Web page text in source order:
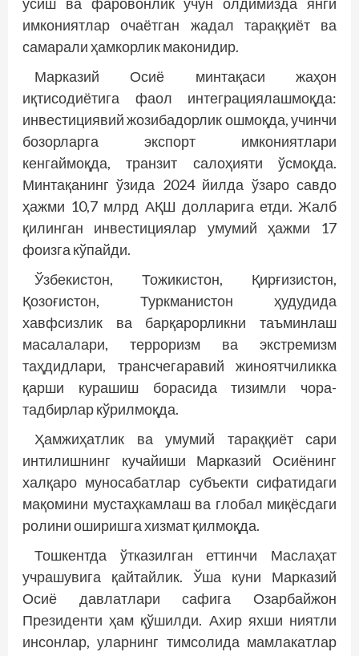
имкониятлар очаётган жадал тараққиёт ва
самарали ҳамкорлик маконидир.
Марказий Осиё минтақаси жаҳон
иқтисодиётига фаол интеграциялашмоқда:
инвестициявий жозибадорлик ошмоқда, учинчи
бозорларга экспорт имкониятлари
кенгаймоқда, транзит салоҳияти ўсмоқда.
Минтақанинг ўзида 2024 йилда ўзаро савдо
ҳажми 10,7 млрд АҚШ долларига етди. Жалб
қилинган инвестициялар умумий ҳажми 17
фоизга кўпайди.
Ўзбекистон, Тожикистон, Қирғизистон,
Қозоғистон, Туркманистон ҳудудида
хавфсизлик ва барқарорликни таъминлаш
масалалари, терроризм ва экстремизм
таҳдидлари, трансчегаравий жиноятчиликка
қарши курашиш борасида тизимли чора-
тадбирлар кўрилмоқда.
Ҳамжиҳатлик ва умумий тараққиёт сари
интилишнинг кучайиши Марказий Осиёнинг
халқаро муносабатлар субъекти сифатидаги
мақомини мустаҳкамлаш ва глобал миқёсдаги
ролини оширишга хизмат қилмоқда.
Тошкентда ўтказилган еттинчи Маслаҳат
учрашувига қайтайлик. Ўша куни Марказий
Осиё давлатлари сафига Озарбайжон
Президенти ҳам қўшилди. Ахир яхши ниятли
инсонлар, уларнинг тимсолида мамлакатлар